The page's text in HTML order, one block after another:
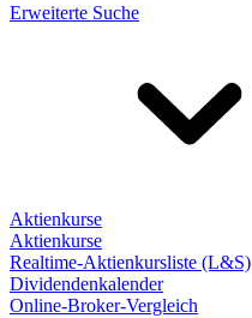
Erweiterte Suche
Aktienkurse
Aktienkurse
Realtime-Aktienkursliste (L&S)
Dividendenkalender
Online-Broker-Vergleich